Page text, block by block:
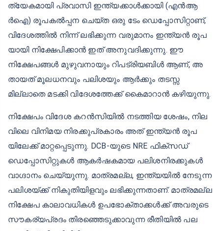
ത്യേകമായി പ്രവാസി ഇന്ത്യക്കാള്‍ക്കായി (എന്‍ആ
ര്‍ഐ) രൂപകല്‍പ്പന ചെയ്ത ഒരു ടേം ഡെപ്പോസിറ്റാണ്,
വിദേശത്തില്‍ നിന്ന് ലഭിക്കുന്ന വരുമാനം ഇന്ത്യന്‍ രൂപ
യായി നിക്ഷേപിക്കാന്‍ ഇത് അനുവദിക്കുന്നു. ഈ
നിക്ഷേപങ്ങള്‍ മുഴുവനായും റിപട്രിയബിള്‍ ആണ്, അ
തായത് മൂലധനവും പലിശയും ആര്‍ക്കും തടസ്സ
മില്ലാതെ മടക്കി വിദേശത്തേക്ക് കൈമാറാന്‍ കഴിയുന്നു.
നിക്ഷേപം വിദേശ കറന്‍സിയില്‍ നടത്തിയ ശേഷം, നില
വിലെ വിനിമയ നിരക്കുപ്രകാരം അത് ഇന്ത്യന്‍ രൂപ
യിലേക്ക് മാറ്റപ്പെടുന്നു. DCB-യുടെ NRE ഫിക്‌സഡ്
ഡെപ്പോസിറ്റുകള്‍ ആകര്‍ഷകമായ പലിശനിരക്കുകള്‍
വാഗ്ദാനം ചെയ്യുന്നു. മാത്രമല്ല, ഇന്ത്യയില്‍ നേടുന്ന
പലിശയ്ക്ക് നികുതിയിളവും ലഭിക്കുന്നതാണ്. മാത്രമല്ല
നിക്ഷേപ കാലാവധികള്‍ ഉപഭോക്താക്കള്‍ക്ക് അവരുടെ
സൗകര്യപ്രദം തിരഞ്ഞെടുക്കാവുന്ന രീതിയില്‍ പല